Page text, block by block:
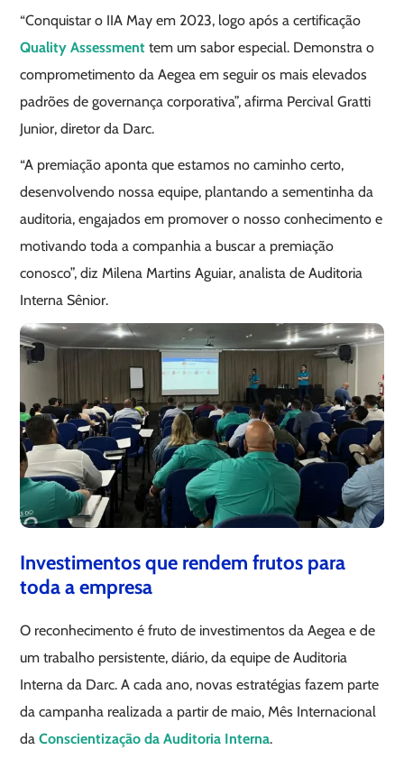
“Conquistar o IIA May em 2023, logo após a certificação
Quality Assessment tem um sabor especial. Demonstra o
comprometimento da Aegea em seguir os mais elevados
padrões de governança corporativa”, afirma Percival Gratti
Junior, diretor da Darc.
“A premiação aponta que estamos no caminho certo,
desenvolvendo nossa equipe, plantando a sementinha da
auditoria, engajados em promover o nosso conhecimento e
motivando toda a companhia a buscar a premiação
conosco”, diz Milena Martins Aguiar, analista de Auditoria
Interna Sênior.
Investimentos que rendem frutos para
toda a empresa
O reconhecimento é fruto de investimentos da Aegea e de
um trabalho persistente, diário, da equipe de Auditoria
Interna da Darc. A cada ano, novas estratégias fazem parte
da campanha realizada a partir de maio, Mês Internacional
daConscientização da Auditoria Interna.